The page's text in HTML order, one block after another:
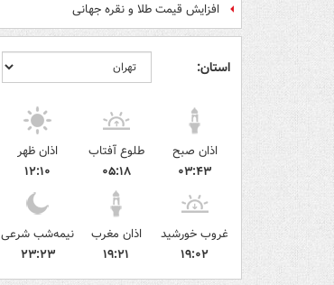
افزایش قیمت طلا و نقره جهانی
استان:
اذان صبح
۰۳:۴۳
طلوع آفتاب
۰۵:۱۸
اذان ظهر
۱۲:۱۰
غروب خورشید
۱۹:۰۲
اذان مغرب
۱۹:۲۱
نیمه‌شب شرعی
۲۳:۲۳